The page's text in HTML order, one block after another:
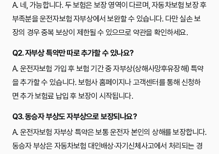
A. 네, 가능합니다. 두 보험은 보장 영역이 다르며, 자동차보험 보장 후
부족분을 운전자보험 자부상에서 보완할 수 있습니다. 다만 실손 보
장의 경우 중복 보상이 제한될 수 있으므로 약관을 확인하세요.
Q2. 자부상 특약만 따로 추가할 수 있나요?
A. 운전자보험 가입 후 보험 기간 중 자부상(상해사망후유장해) 특약
을 추가할 수 있습니다. 보험사 홈페이지나 고객센터를 통해 신청하
면 추가 보험료 납입 후 보장이 시작됩니다.
Q3. 동승자 부상도 자부상으로 보장되나요?
A. 운전자보험 자부상 특약은 보통 운전자 본인의 상해를 보장합니다.
동승자 부상은 자동차보험 대인배상·자기신체사고에서 처리되는 경